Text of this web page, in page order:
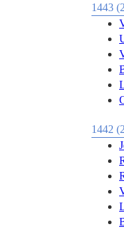
1443
1442